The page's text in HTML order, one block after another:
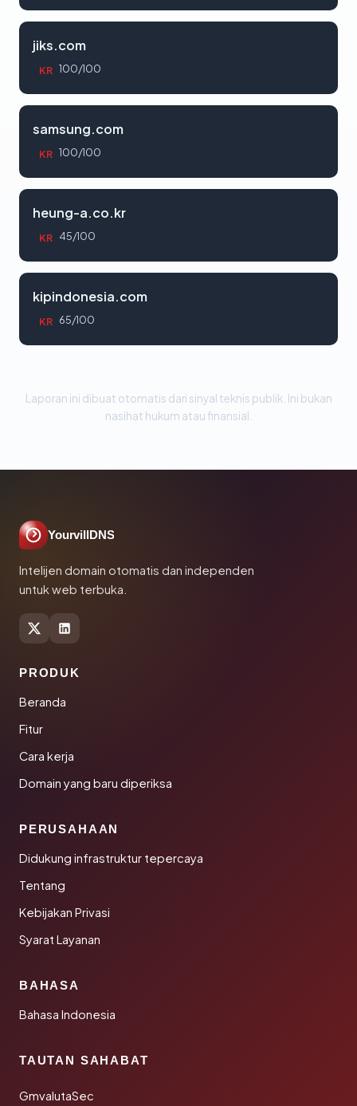
jiks.com
KR 100/100
samsung.com
KR 100/100
heung-a.co.kr
KR 45/100
kipindonesia.com
KR 65/100
Laporan ini dibuat otomatis dari sinyal teknis publik. Ini bukan
nasihat hukum atau finansial.
YourvillDNS
Intelijen domain otomatis dan independen
untuk web terbuka.
PRODUK
Beranda
Fitur
Cara kerja
Domain yang baru diperiksa
PERUSAHAAN
Didukung infrastruktur tepercaya
Tentang
Kebijakan Privasi
Syarat Layanan
BAHASA
Bahasa Indonesia
TAUTAN SAHABAT
GmvalutaSec